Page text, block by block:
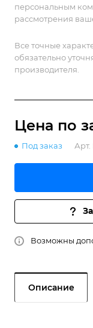
персональным
рассмотрения
Все точные
обязательно
производителя.
Цена по
Под заказ Арт.
Возможны
Описание